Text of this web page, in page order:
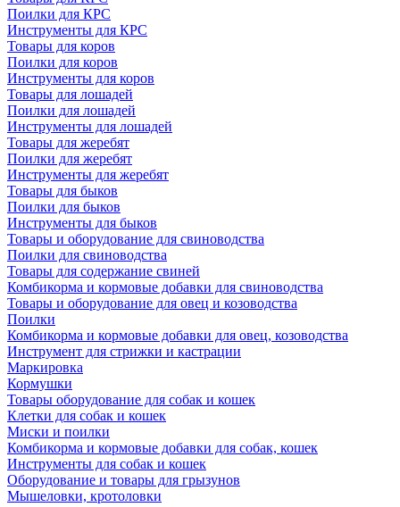
Поилки для КРС
Инструменты для КРС
Товары для коров
Поилки для коров
Инструменты для коров
Товары для лошадей
Поилки для лошадей
Инструменты для лошадей
Товары для жеребят
Поилки для жеребят
Инструменты для жеребят
Товары для быков
Поилки для быков
Инструменты для быков
Товары и оборудование для свиноводства
Поилки для свиноводства
Товары для содержание свиней
Комбикорма и кормовые добавки для свиноводства
Товары и оборудование для овец и козоводства
Поилки
Комбикорма и кормовые добавки для овец, козоводства
Инструмент для стрижки и кастрации
Маркировка
Кормушки
Товары оборудование для собак и кошек
Клетки для собак и кошек
Миски и поилки
Комбикорма и кормовые добавки для собак, кошек
Инструменты для собак и кошек
Оборудование и товары для грызунов
Мышеловки, кротоловки